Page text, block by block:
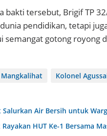
bakti tersebut, Brigif TP
pendidikan, tetapi
semangat gotong royong
Mangkalihat Kolonel
Air Bersih untuk
HUT Ke-1 Bersama